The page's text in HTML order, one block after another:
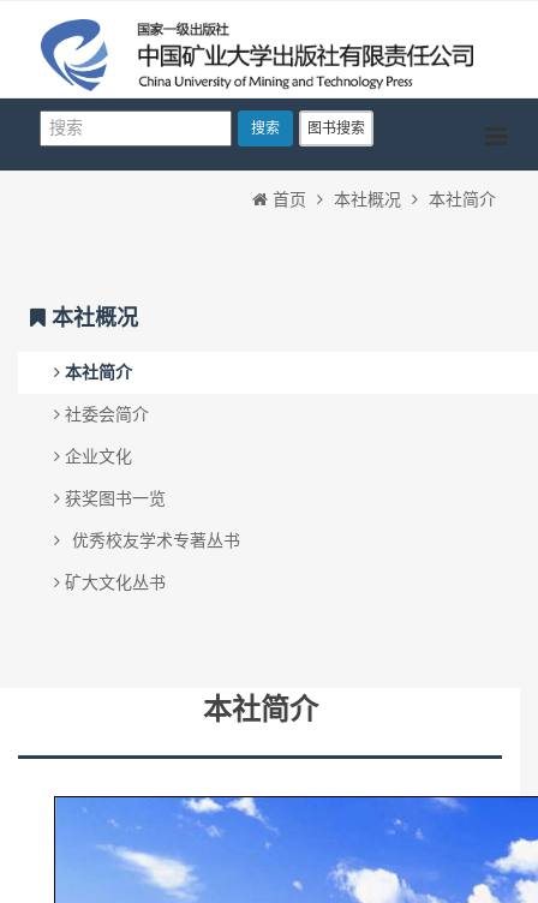
搜索 图书搜索
首页 本社概况 本社简介
本社概况
本社简介
社委会简介
企业文化
获奖图书一览
优秀校友学术专著丛书
矿大文化丛书
本社简介